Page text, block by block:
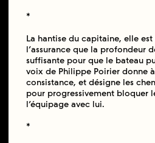
*
La hantise du capitaine, elle est
l’assurance que la profondeur
suffisante pour que le bateau
voix de Philippe Poirier donne
consistance, et désigne les
pour progressivement bloquer
l’équipage avec lui.
*